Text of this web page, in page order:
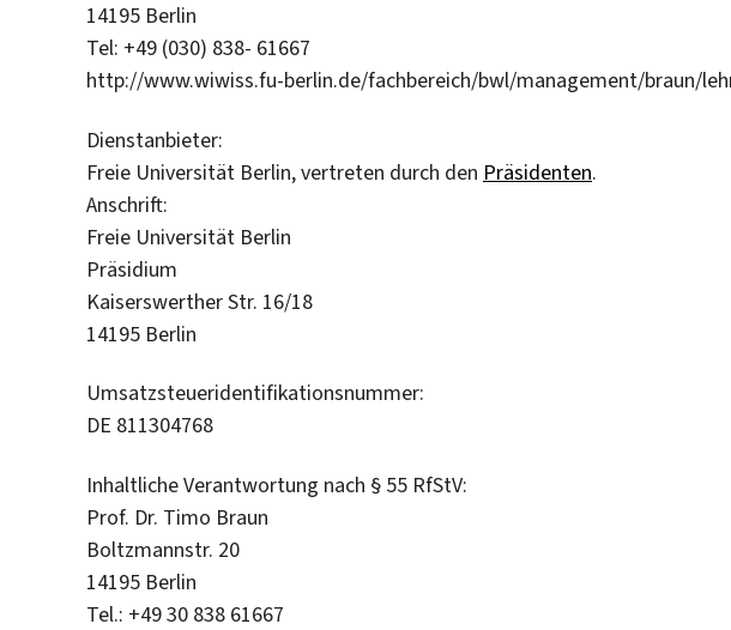
14195 Berlin
Tel: +49 (030) 838- 61667
http://www.wiwiss.fu-berlin.de/fachbereich/bwl/management/braun/
Dienstanbieter:
Freie Universität Berlin, vertreten durch den Präsidenten.
Anschrift:
Freie Universität Berlin
Präsidium
Kaiserswerther Str. 16/18
14195 Berlin
Umsatzsteueridentifikationsnummer:
DE 811304768
Inhaltliche Verantwortung nach § 55 RfStV:
Prof. Dr. Timo Braun
Boltzmannstr. 20
14195 Berlin
Tel.: +49 30 838 61667